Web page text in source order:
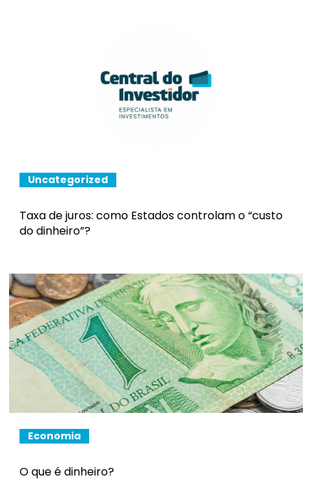
Uncategorized
Taxa de juros: como Estados controlam o “custo
do dinheiro”?
Economia
O que é dinheiro?